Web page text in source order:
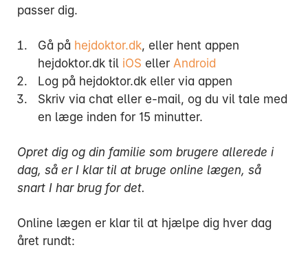
passer dig.
Gå på hejdoktor.dk, eller hent appen
hejdoktor.dk til iOS eller Android
Log på hejdoktor.dk eller via appen
Skriv via chat eller e-mail, og du vil tale med
en læge inden for 15 minutter.
Opret dig og din familie som brugere allerede i
dag, så er I klar til at bruge online lægen, så
snart I har brug for det.
Online lægen er klar til at hjælpe dig hver dag
året rundt: